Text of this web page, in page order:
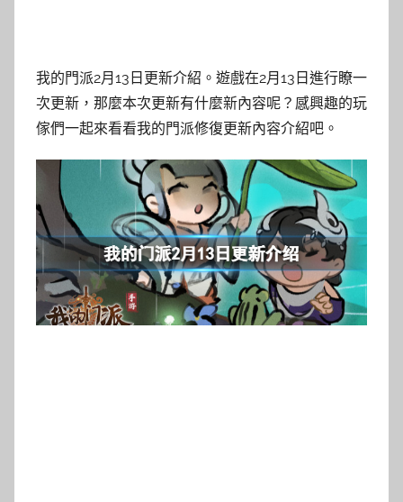
我的門派2月13日更新介紹。遊戲在2月13日進行瞭一
次更新，那麼本次更新有什麼新內容呢？感興趣的玩
傢們一起來看看我的門派修復更新內容介紹吧。